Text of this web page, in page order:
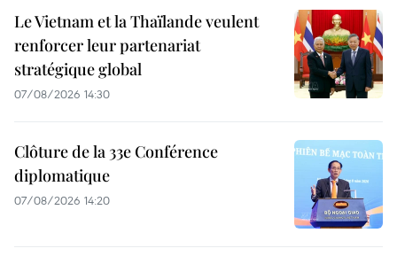
Le Vietnam et la Thaïlande veulent
renforcer leur partenariat
stratégique global
07/08/2026 14:30
Clôture de la 33e Conférence
diplomatique
07/08/2026 14:20